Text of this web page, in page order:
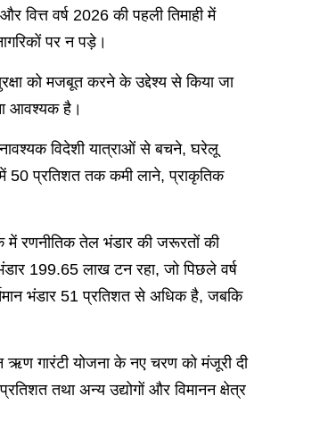
वर्ष 2026 की पहली तिमाही में
पर न पड़े।
को मजबूत करने के उद्देश्य से किया जा
आवश्यक है।
विदेशी यात्राओं से बचने, घरेलू
50 प्रतिशत तक कमी लाने, प्राकृतिक
में रणनीतिक तेल भंडार की जरूरतों की
199.65 लाख टन रहा, जो पिछले वर्ष
भंडार 51 प्रतिशत से अधिक है, जबकि
ऋण गारंटी योजना के नए चरण को मंजूरी दी
तथा अन्य उद्योगों और विमानन क्षेत्र